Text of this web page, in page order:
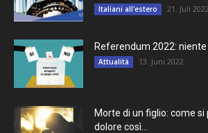
Italiani all'estero 21. Juli 2022
Referendum 2022:
Attualità 13. Juni 2022
Morte di un figlio: come
dolore così...